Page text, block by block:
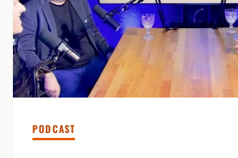
PODCAST